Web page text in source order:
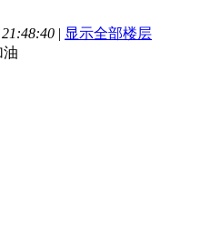
| 显示全部楼层
油